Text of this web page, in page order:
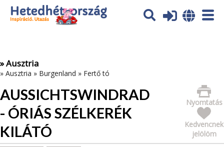
Az oldal sütiket (cookies) használ. További tájékoztatás itt:
Adatvédelmi tájékoztató
» Ausztria
» Ausztria » Burgenland » Fertő tó
AUSSICHTSWINDRAD
- ÓRIÁS SZÉLKERÉK
KILÁTÓ
Nyomtatás
Kedvencnek
jelölöm